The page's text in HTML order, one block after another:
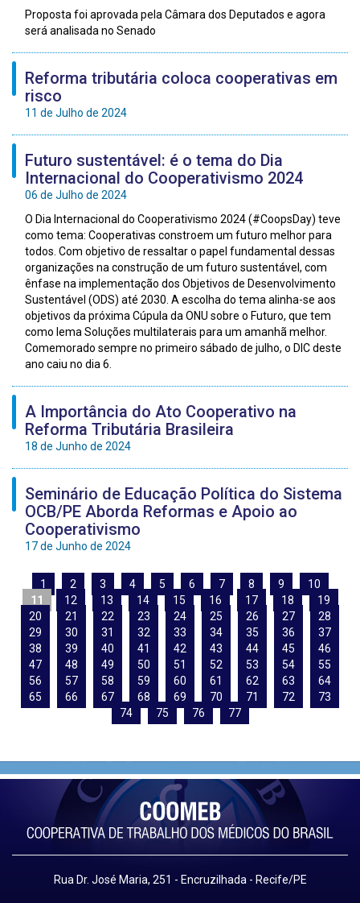
Proposta foi aprovada pela Câmara dos Deputados e agora
será analisada no Senado
Reforma tributária coloca cooperativas em
risco
11 de Julho de 2024
Futuro sustentável: é o tema do Dia
Internacional do Cooperativismo 2024
06 de Julho de 2024
O Dia Internacional do Cooperativismo 2024 (#CoopsDay) teve
como tema: Cooperativas constroem um futuro melhor para
todos. Com objetivo de ressaltar o papel fundamental dessas
organizações na construção de um futuro sustentável, com
ênfase na implementação dos Objetivos de Desenvolvimento
Sustentável (ODS) até 2030. A escolha do tema alinha-se aos
objetivos da próxima Cúpula da ONU sobre o Futuro, que tem
como lema Soluções multilaterais para um amanhã melhor.
Comemorado sempre no primeiro sábado de julho, o DIC deste
ano caiu no dia 6.
A Importância do Ato Cooperativo na
Reforma Tributária Brasileira
18 de Junho de 2024
Seminário de Educação Política do Sistema
OCB/PE Aborda Reformas e Apoio ao
Cooperativismo
17 de Junho de 2024
1 2 3 4 5 6 7 8 9
10
11
12 13 14 15 16 17 18
19
20
21 22 23 24 25 26 27
28
29
30 31 32 33 34 35 36
37
38
39 40 41 42 43 44 45
46
47
48 49 50 51 52 53 54
55
56
57 58 59 60 61 62 63
64
65
66 67 68 69 70 71 72
73
74
75 76 77
Rua Dr. José Maria, 251 - Encruzilhada - Recife/PE